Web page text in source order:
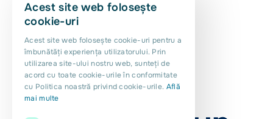
DUTCH
PORTUGUESE
POLISH
Acest site web folosește
cookie-uri
Acest site web folosește cookie-uri pentru a
îmbunătăți experiența utilizatorului. Prin
utilizarea site-ului nostru web, sunteți de
acord cu toate cookie-urile în conformitate
cu Politica noastră privind cookie-urile. Află
mai multe